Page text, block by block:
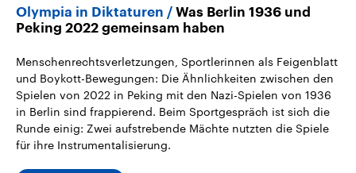
Olympia in Diktaturen
Was Berlin 1936 und
Peking 2022 gemeinsam haben
Menschenrechtsverletzungen, Sportlerinnen als Feigenblatt
und Boykott-Bewegungen: Die Ähnlichkeiten zwischen den
Spielen von 2022 in Peking mit den Nazi-Spielen von 1936
in Berlin sind frappierend. Beim Sportgespräch ist sich die
Runde einig: Zwei aufstrebende Mächte nutzten die Spiele
für ihre Instrumentalisierung.